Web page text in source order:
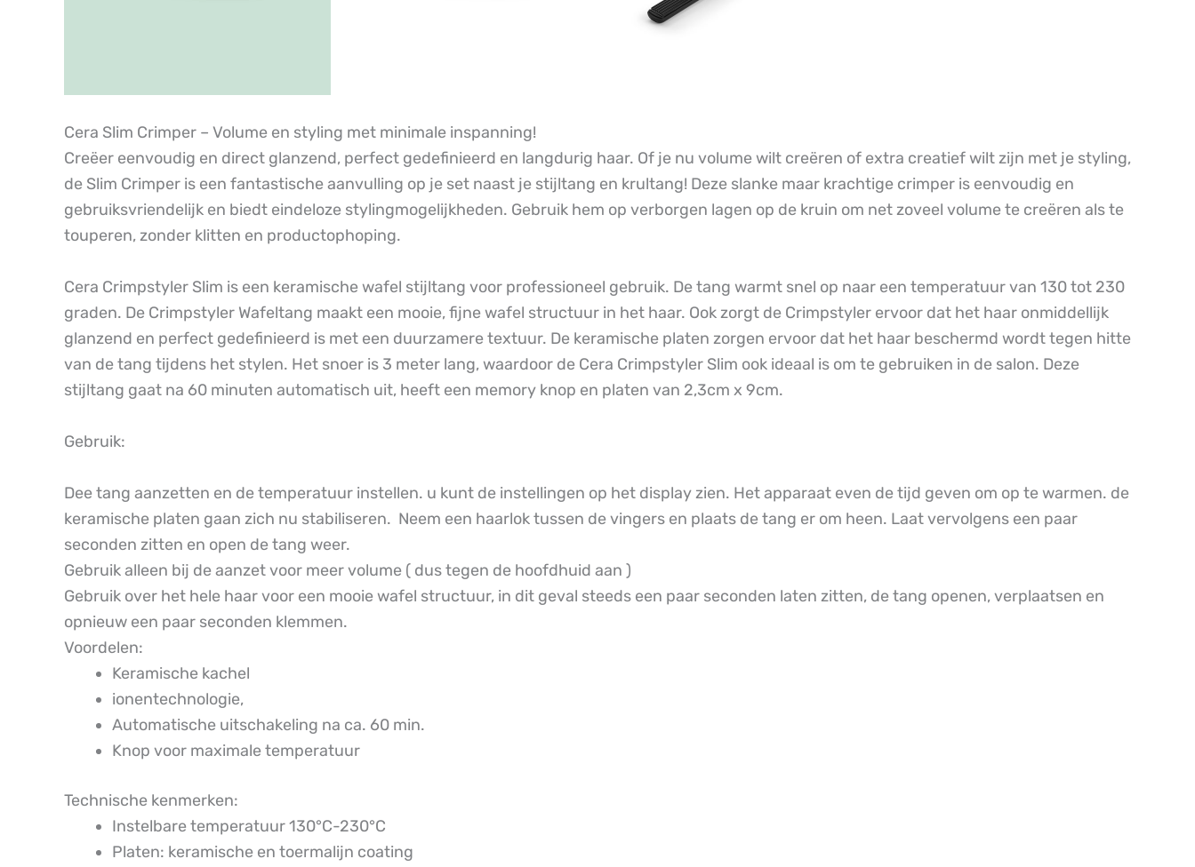
Cera Slim Crimper – Volume en styling met minimale inspanning!
Creëer eenvoudig en direct glanzend, perfect gedefinieerd en langdurig haar. Of je nu volume wilt creëren of extra creatief wilt zijn met je styling,
de Slim Crimper is een fantastische aanvulling op je set naast je stijltang en krultang! Deze slanke maar krachtige crimper is eenvoudig en
gebruiksvriendelijk en biedt eindeloze stylingmogelijkheden. Gebruik hem op verborgen lagen op de kruin om net zoveel volume te creëren als te
touperen, zonder klitten en productophoping.
Cera Crimpstyler Slim is een keramische wafel stijltang voor professioneel gebruik. De tang warmt snel op naar een temperatuur van 130 tot 230
graden. De Crimpstyler Wafeltang maakt een mooie, fijne wafel structuur in het haar. Ook zorgt de Crimpstyler ervoor dat het haar onmiddellijk
glanzend en perfect gedefinieerd is met een duurzamere textuur. De keramische platen zorgen ervoor dat het haar beschermd wordt tegen hitte
van de tang tijdens het stylen. Het snoer is 3 meter lang, waardoor de Cera Crimpstyler Slim ook ideaal is om te gebruiken in de salon. Deze
stijltang gaat na 60 minuten automatisch uit, heeft een memory knop en platen van 2,3cm x 9cm.
Gebruik:
Dee tang aanzetten en de temperatuur instellen. u kunt de instellingen op het display zien. Het apparaat even de tijd geven om op te warmen. de
keramische platen gaan zich nu stabiliseren. Neem een haarlok tussen de vingers en plaats de tang er om heen. Laat vervolgens een paar
seconden zitten en open de tang weer.
Gebruik alleen bij de aanzet voor meer volume ( dus tegen de hoofdhuid aan )
Gebruik over het hele haar voor een mooie wafel structuur, in dit geval steeds een paar seconden laten zitten, de tang openen, verplaatsen en
opnieuw een paar seconden klemmen.
Voordelen:
Keramische kachel
ionentechnologie,
Automatische uitschakeling na ca. 60 min.
Knop voor maximale temperatuur
Technische kenmerken:
Instelbare temperatuur 130°C-230°C
Platen: keramische en toermalijn coating